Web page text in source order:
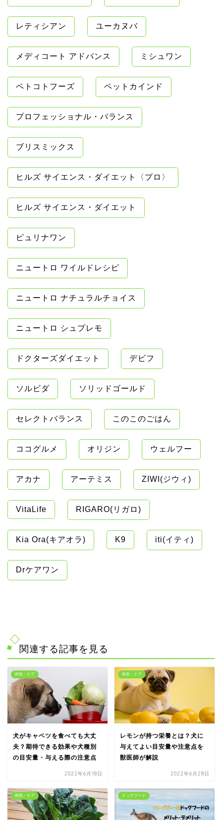
レティシアン ユーカヌバ
メディコート アドバンス ミシュワン
ペトコトフーズ ペットカインド
プロフェッショナル・バランス
ブリスミックス
ヒルズ サイエンス・ダイエット〈プロ〉
ヒルズ サイエンス・ダイエット
ピュリナワン
ニュートロ ワイルドレシピ
ニュートロ ナチュラルチョイス
ニュートロ シュプレモ
ドクターズダイエット デビフ
ソルビダ ソリッドゴールド
セレクトバランス このこのごはん
ココグルメ オリジン ウェルフー
アカナ アーテミス ZIWI(ジウィ)
VitaLife RIGARO(リガロ)
Kia Ora(キアオラ) K9 iti(イティ)
Drケアワン
関連する記事を見る
病気・ケア
犬がキャベツを食べても大丈
夫？期待できる効果や犬種別
の目安量・与える際の注意点
2022年6月18日
病気・ケア
レモンが持つ栄養とは？犬に
与えてよい目安量や注意点を
獣医師が解説
2022年6月28日
病気・ケア ドッグフード